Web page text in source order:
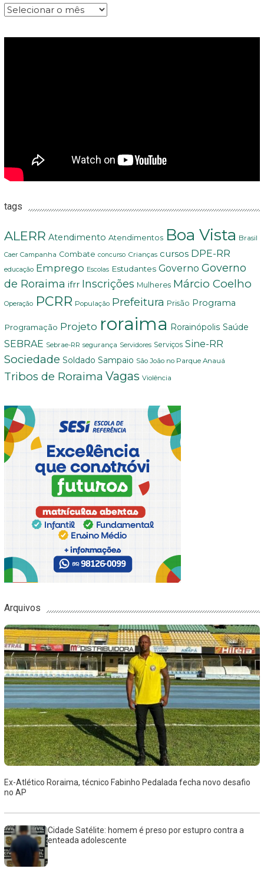
Arquivos
tags
ALERR Atendimento Atendimentos Boa Vista Brasil
Caer Campanha Combate concurso Crianças cursos DPE-RR
educação Emprego Escolas Estudantes Governo Governo
de Roraima ifrr Inscrições Mulheres Márcio Coelho
Operação PCRR População Prefeitura Prisão Programa
Programação Projeto roraima Rorainópolis Saúde
SEBRAE Sebrae-RR segurança Servidores Serviços Sine-RR
Sociedade Soldado Sampaio São João no Parque Anauá
Tribos de Roraima Vagas Violência
Arquivos
Ex-Atlético Roraima, técnico Fabinho Pedalada fecha novo desafio
no AP
Cidade Satélite: homem é preso por estupro contra a
enteada adolescente